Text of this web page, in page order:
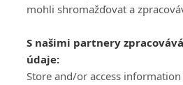
mohli shromažďovat a
S našimi partnery
údaje:
Store and/or access information